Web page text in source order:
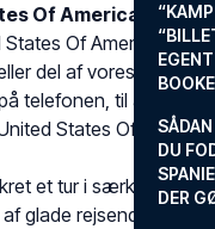
DU
DER
Of America
Of America.
del af vores
telefonen, til at
States Of
et tur i særklasse
glade rejsende taler